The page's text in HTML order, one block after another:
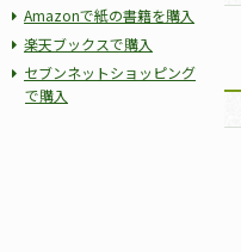
Amazonで紙の書籍を購入
楽天ブックスで購入
セブンネットショッピング
で購入